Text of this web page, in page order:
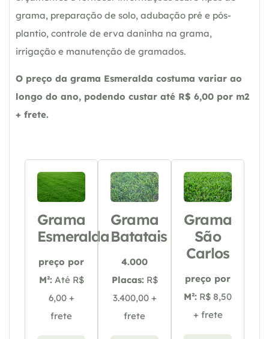
grama, preparação de solo, adubação pré e pós-
plantio, controle de erva daninha na grama,
irrigação e manutenção de gramados.
O preço da grama Esmeralda costuma variar ao
longo do ano, podendo custar até R$ 6,00 por m2
+ frete.
Grama
Esmeralda
preço por
M²: Até R$
6,00 +
frete
Grama
Batatais
4.000
Placas: R$
3.400,00 +
frete
Grama
São
Carlos
preço por
M²: R$ 8,50
+ frete